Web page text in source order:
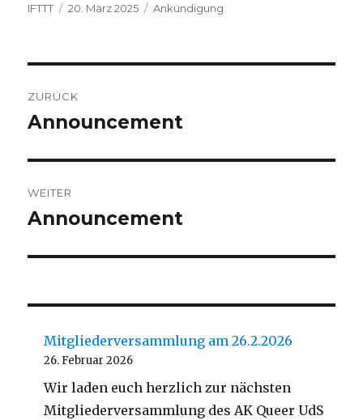
Autor
IFTTT
Veröffentlicht
20. März 2025 Kategorien
Ankündigung
ZURÜCK
Vorheriger
Announcement
WEITER
Nächster
Announcement
Mitgliederversammlung am 26.2.2026
26. Februar 2026
Wir laden euch herzlich zur nächsten
Mitgliederversammlung des AK Queer UdS